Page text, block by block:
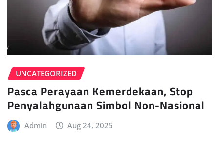
UNCATEGORIZED
Pasca Perayaan Kemerdekaan, Stop
Penyalahgunaan Simbol Non-Nasional
Admin Aug 24, 2025